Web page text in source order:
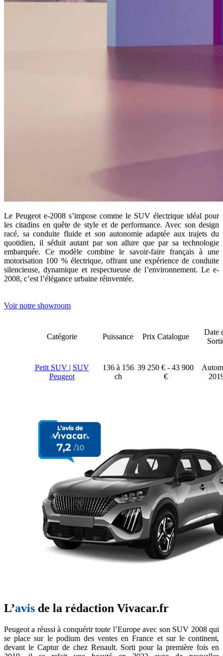
Le Peugeot e-2008 s’impose comme le SUV électrique idéal pour
les citadins en quête de style et de performance. Avec son design
racé, sa conduite fluide et son autonomie adaptée aux trajets du
quotidien, il séduit autant par son allure que par sa technologie
embarquée. Ce modèle combine le savoir-faire français à une
motorisation 100 % électrique, offrant une expérience de conduite
silencieuse, dynamique et respectueuse de l’environnement. Le e-
2008, c’est l’élégance urbaine réinventée.
Voir notre showroom
Catégorie Puissance Prix Catalogue
Date
Petit SUV | SUV
Peugeot
136 à 156
ch
39 250 € - 43 900
€
L’avis de la rédaction Vivacar.fr
Peugeot a réussi à conquérir toute l’Europe avec son SUV 2008 qui
se place sur le podium des ventes en France et sur le continent,
devant le Captur de chez Renault. Sorti pour la première fois en